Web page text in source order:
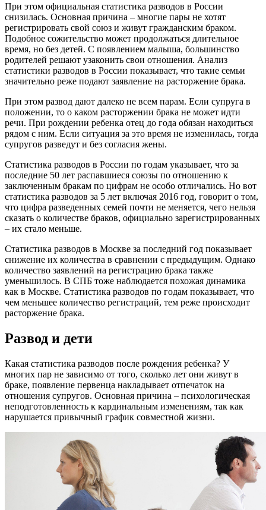
При этом официальная статистика разводов в России
снизилась. Основная причина – многие пары не хотят
регистрировать свой союз и живут гражданским браком.
Подобное сожительство может продолжаться длительное
время, но без детей. С появлением малыша, большинство
родителей решают узаконить свои отношения. Анализ
статистики разводов в России показывает, что такие семьи
значительно реже подают заявление на расторжение брака.
При этом развод дают далеко не всем парам. Если супруга в
положении, то о каком расторжении брака не может идти
речи. При рождении ребенка отец до года обязан находиться
рядом с ним. Если ситуация за это время не изменилась, тогда
супругов разведут и без согласия жены.
Статистика разводов в России по годам указывает, что за
последние 50 лет распавшиеся союзы по отношению к
заключенным бракам по цифрам не особо отличались. Но вот
статистика разводов за 5 лет включая 2016 год, говорит о том,
что цифра разведенных семей почти не меняется, чего нельзя
сказать о количестве браков, официально зарегистрированных
– их стало меньше.
Статистика разводов в Москве за последний год показывает
снижение их количества в сравнении с предыдущим. Однако
количество заявлений на регистрацию брака также
уменьшилось. В СПБ тоже наблюдается похожая динамика
как в Москве. Статистика разводов по годам показывает, что
чем меньшее количество регистраций, тем реже происходит
расторжение брака.
Развод и дети
Какая статистика разводов после рождения ребенка? У
многих пар не зависимо от того, сколько лет они живут в
браке, появление первенца накладывает отпечаток на
отношения супругов. Основная причина – психологическая
неподготовленность к кардинальным изменениям, так как
нарушается привычный график совместной жизни.